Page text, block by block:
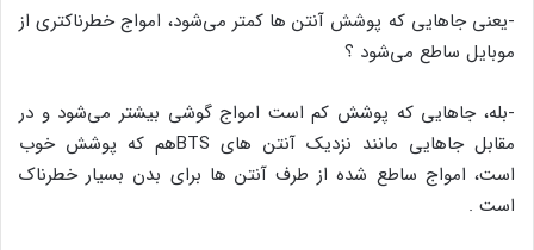
-یعنی جاهایی که پوشش آنتن ها کمتر می‌شود، امواج خطرناکتری از
موبایل ساطع می‌شود ؟
-بله، جاهایی که پوشش کم است امواج گوشی بیشتر می‌شود و در
مقابل جاهایی مانند نزدیک آنتن های BTSهم که پوشش خوب
است، امواج ساطع شده از طرف آنتن ها برای بدن بسیار خطرناک
است .